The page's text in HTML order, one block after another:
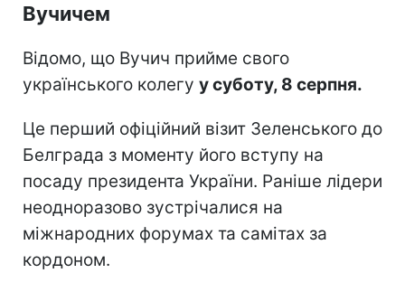
Вучичем
Відомо, що Вучич прийме свого
українського колегу у суботу, 8 серпня.
Це перший офіційний візит Зеленського до
Белграда з моменту його вступу на
посаду президента України. Раніше лідери
неодноразово зустрічалися на
міжнародних форумах та самітах за
кордоном.